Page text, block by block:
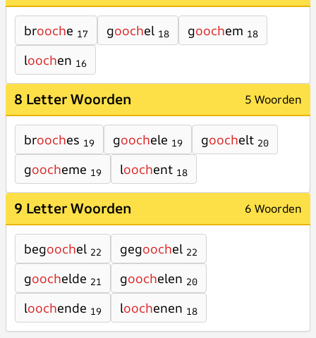
brooche 17 goochel 18 goochem 18
loochen 16
8 Letter Woorden 5 Woorden
brooches 19 goochele 19 goochelt 20
goocheme 19 loochent 18
9 Letter Woorden 6 Woorden
begoochel 22 gegoochel 22
goochelde 21 goochelen 20
loochende 19 loochenen 18